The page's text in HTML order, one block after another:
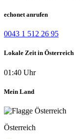
echonet anrufen
0043 1 512 26 95
Lokale Zeit in Österreich
01:40 Uhr
Mein Land
Österreich